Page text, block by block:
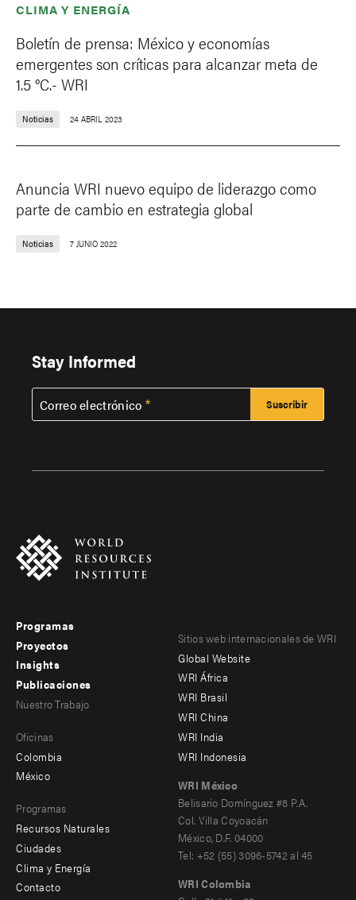
CLIMA Y ENERGÍA
Boletín de prensa: México y economías
emergentes son críticas para alcanzar meta de
1.5 °C.- WRI
Noticias 24 ABRIL 2023
Anuncia WRI nuevo equipo de liderazgo como
parte de cambio en estrategia global
Noticias 7 JUNIO 2022
Stay Informed
Correo electrónico
Footer
menu
-
Programas
Proyectos
Insights
Publicaciones
menu
-
Nuestro Trabajo
Oficinas
Colombia
México
Programas
Recursos Naturales
Ciudades
Clima y Energía
Contacto
Footer
menu
-
Offices
Sitios web internacionales de WRI
Global Website
WRI África
WRI Brasil
WRI China
WRI India
WRI Indonesia
WRI México
Belisario Domínguez #8 P.A.
Col. Villa Coyoacán
México, D.F. 04000
Tel: +52 (55) 3096-5742 al 45
WRI Colombia